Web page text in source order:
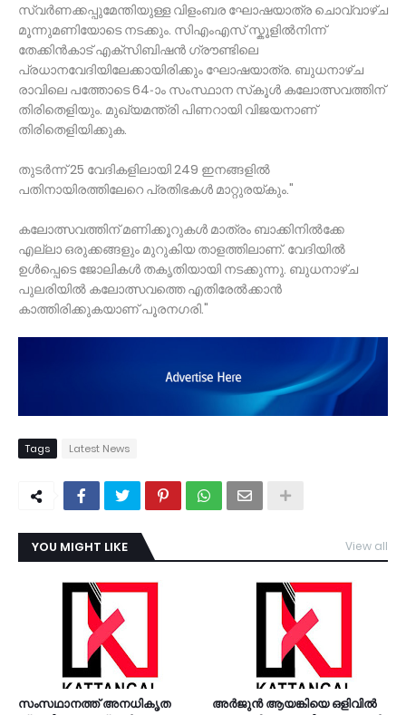
സ്വർണക്കപ്പുമേന്തിയുള്ള വിളംബര ഘോഷയാത്ര ചൊവ്വാഴ്ച
മൂന്നുമണിയോടെ നടക്കും. സിഎംഎസ് സ്കൂളിൽനിന്ന്
തേക്കിൻകാട് എക്‌സിബിഷൻ ഗ്രൗണ്ടിലെ
പ്രധാനവേദിയിലേക്കായിരിക്കും ഘോഷയാത്ര. ബുധനാഴ്ച
രാവിലെ പത്തോടെ 64-ാം സംസ്ഥാന സ്‌കൂൾ കലോത്സവത്തിന്
തിരിതെളിയും. മുഖ്യമന്ത്രി പിണറായി വിജയനാണ്
തിരിതെളിയിക്കുക.
തുടർന്ന് 25 വേദികളിലായി 249 ഇനങ്ങളിൽ
പതിനായിരത്തിലേറെ പ്രതിഭകൾ മാറ്റുരയ്കും."
കലോത്സവത്തിന് മണിക്കൂറുകൾ മാത്രം ബാക്കിനിൽക്കേ
എല്ലാ ഒരുക്കങ്ങളും മുറുകിയ താളത്തിലാണ്. വേദിയിൽ
ഉൾപ്പെടെ ജോലികൾ തകൃതിയായി നടക്കുന്നു. ബുധനാഴ്ച
പുലരിയിൽ കലോത്സവത്തെ എതിരേൽക്കാൻ
കാത്തിരിക്കുകയാണ് പൂരനഗരി."
Tags Latest News
YOU MIGHT LIKE View all
സംസഥാനത്ത് അനധികൃത
അര്‍ജുന്‍ ആയങ്കിയെ ഒളിവില്‍